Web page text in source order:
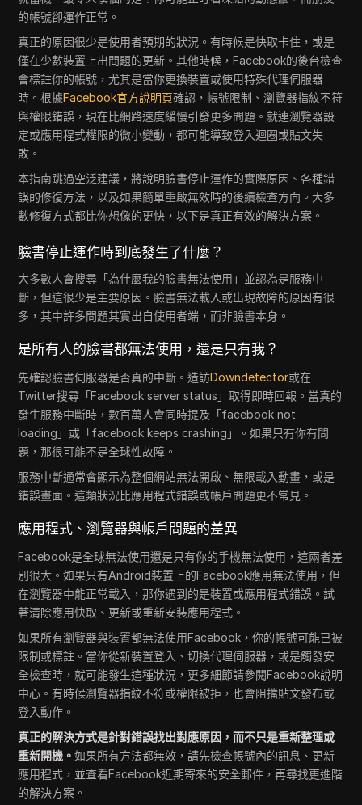
的帳號卻運作正常。
真正的原因很少是使用者預期的狀況。有時候是快取卡住，或是
僅在少數裝置上出問題的更新。其他時候，Facebook的後台檢查
會標註你的帳號，尤其是當你更換裝置或使用特殊代理伺服器
時。根據Facebook官方說明頁確認，帳號限制、瀏覽器指紋不符
與權限錯誤，現在比網路速度緩慢引發更多問題。就連瀏覽器設
定或應用程式權限的微小變動，都可能導致登入迴圈或貼文失
敗。
本指南跳過空泛建議，將說明臉書停止運作的實際原因、各種錯
誤的修復方法，以及如果簡單重啟無效時的後續檢查方向。大多
數修復方式都比你想像的更快，以下是真正有效的解決方案。
臉書停止運作時到底發生了什麼？
大多數人會搜尋「為什麼我的臉書無法使用」並認為是服務中
斷，但這很少是主要原因。臉書無法載入或出現故障的原因有很
多，其中許多問題其實出自使用者端，而非臉書本身。
是所有人的臉書都無法使用，還是只有我？
先確認臉書伺服器是否真的中斷。造訪Downdetector或在
Twitter搜尋「Facebook server status」取得即時回報。當真的
發生服務中斷時，數百萬人會同時提及「facebook not
loading」或「facebook keeps crashing」。如果只有你有問
題，那很可能不是全球性故障。
服務中斷通常會顯示為整個網站無法開啟、無限載入動畫，或是
錯誤畫面。這類狀況比應用程式錯誤或帳戶問題更不常見。
應用程式、瀏覽器與帳戶問題的差異
Facebook是全球無法使用還是只有你的手機無法使用，這兩者差
別很大。如果只有Android裝置上的Facebook應用無法使用，但
在瀏覽器中能正常載入，那你遇到的是裝置或應用程式錯誤。試
著清除應用快取、更新或重新安裝應用程式。
如果所有瀏覽器與裝置都無法使用Facebook，你的帳號可能已被
限制或標註。當你從新裝置登入、切換代理伺服器，或是觸發安
全檢查時，就可能發生這種狀況，更多細節請參閱Facebook說明
中心。有時候瀏覽器指紋不符或權限被拒，也會阻擋貼文發布或
登入動作。
真正的解決方式是針對錯誤找出對應原因，而不只是重新整理或
重新開機。如果所有方法都無效，請先檢查帳號內的訊息、更新
應用程式，並查看Facebook近期寄來的安全郵件，再尋找更進階
的解決方案。